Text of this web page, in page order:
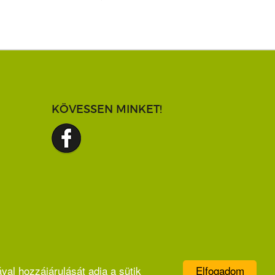
Elfogadom
hozzájárulását adja a sütik
KÖVESSEN MINKET!